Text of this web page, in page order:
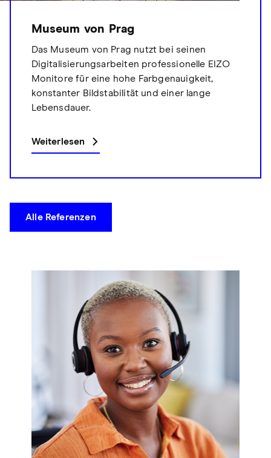
Museum von Prag
Das Museum von Prag nutzt bei seinen
Digitalisierungsarbeiten professionelle EIZO
Monitore für eine hohe Farbgenauigkeit,
konstanter Bildstabilität und einer lange
Lebensdauer.
Weiterlesen
Alle Referenzen